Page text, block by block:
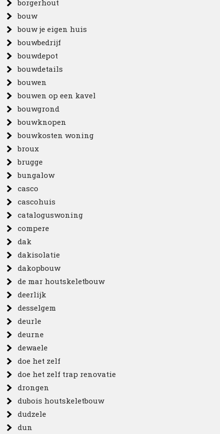
borgerhout
bouw
bouw je eigen huis
bouwbedrijf
bouwdepot
bouwdetails
bouwen
bouwen op een kavel
bouwgrond
bouwknopen
bouwkosten woning
broux
brugge
bungalow
casco
cascohuis
cataloguswoning
compere
dak
dakisolatie
dakopbouw
de mar houtskeletbouw
deerlijk
desselgem
deurle
deurne
dewaele
doe het zelf
doe het zelf trap renovatie
drongen
dubois houtskeletbouw
dudzele
dun